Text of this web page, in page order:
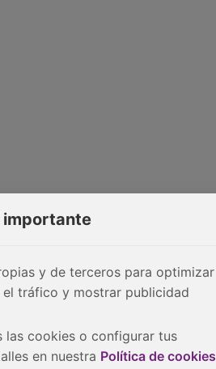
importante
y de terceros para optimizar
tráfico y mostrar publicidad
las cookies o configurar tus
en nuestra Política de cookies